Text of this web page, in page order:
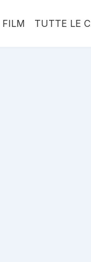
FILM TUTTE LE